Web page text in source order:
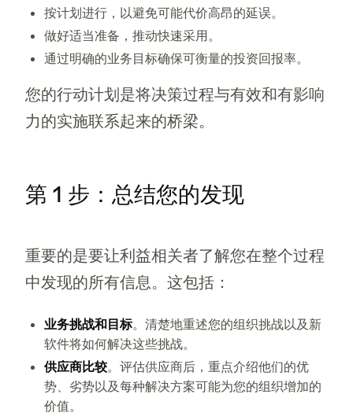
按计划进行，以避免可能代价高昂的延误。
做好适当准备，推动快速采用。
通过明确的业务目标确保可衡量的投资回报率。
您的行动计划是将决策过程与有效和有影响
力的实施联系起来的桥梁。
第 1 步：总结您的发现
重要的是要让利益相关者了解您在整个过程
中发现的所有信息。这包括：
业务挑战和目标。清楚地重述您的组织挑战以及新
软件将如何解决这些挑战。
供应商比较。评估供应商后，重点介绍他们的优
势、劣势以及每种解决方案可能为您的组织增加的
价值。